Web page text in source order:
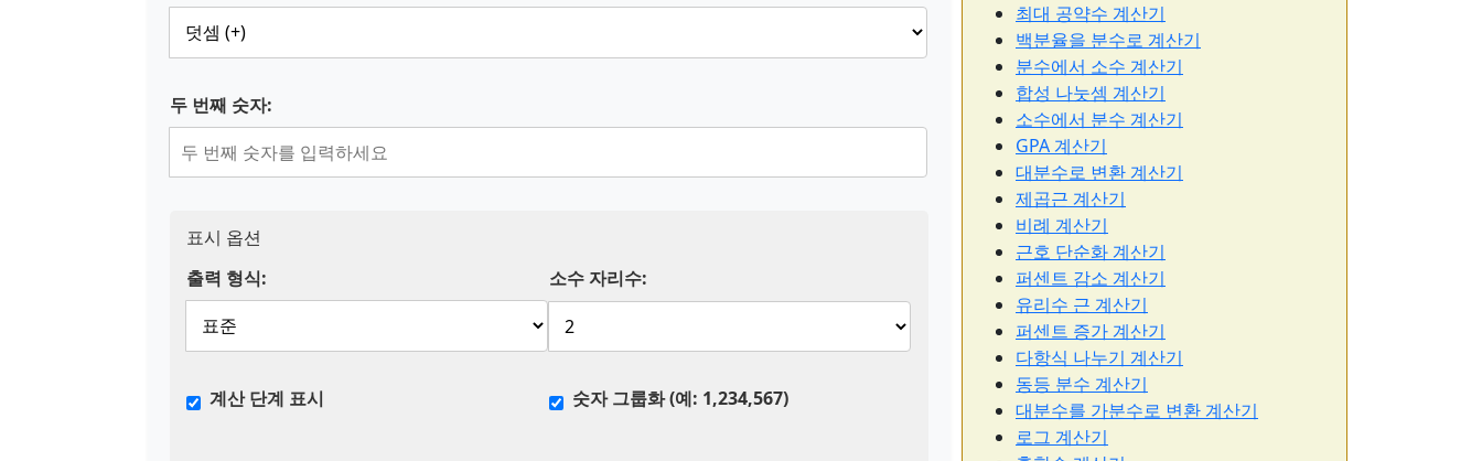
두 번째 숫자:
표시 옵션
출력 형식:
소수 자리수:
계산 단계 표시 숫자 그룹화 (예: 1,234,567)
최대 공약수 계산기
백분율을 분수로 계산기
분수에서 소수 계산기
합성 나눗셈 계산기
소수에서 분수 계산기
GPA 계산기
대분수로 변환 계산기
제곱근 계산기
비례 계산기
근호 단순화 계산기
퍼센트 감소 계산기
유리수 근 계산기
퍼센트 증가 계산기
다항식 나누기 계산기
동등 분수 계산기
대분수를 가분수로 변환 계산기
로그 계산기